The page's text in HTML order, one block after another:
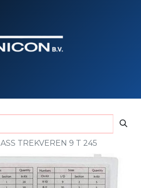
ASS TREKVEREN 9 T 245